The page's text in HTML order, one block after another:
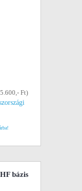
Ft)
bázis